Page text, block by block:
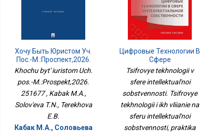
Хочу Быть Юристом Уч.
Пос.-М.:Проспект,2026.
251677
Khochu byt' iuristom Uch.
pos.-M.:Prospekt,2026.
251677 , Kabak M.A.,
Solov'eva T.N., Terekhova
E.B.
Кабак М.А., Соловьева
Цифровые Технологии В
Сфере
Интеллектуальной
Собственности.
Цифровые Технологии И
Их Влияние На Сферу
Интеллектуальной
Собственности,
Практика Комплек
Tsifrovye tekhnologii v
sfere intellektual'noi
sobstvennosti. Tsifrovye
tekhnologii i ikh vliianie na
sferu intellektual'noi
sobstvennosti, praktika